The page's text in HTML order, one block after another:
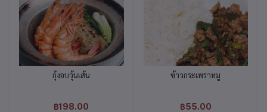
หยิบใส่ตะกร้า
กุ้งอบวุ้นเส้น
฿198.00
หยิบใส่ตะกร้า
ข้าวกระเพราหมู
฿55.00